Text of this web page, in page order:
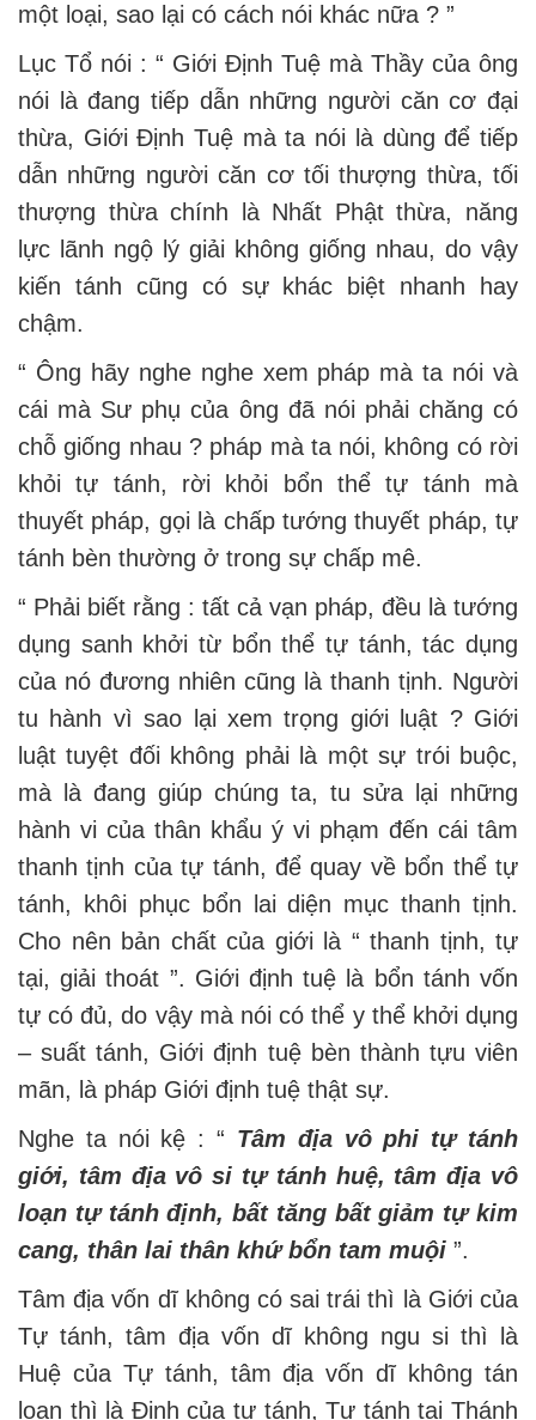
một loại, sao lại có cách nói khác nữa ? ”
Lục Tổ nói : “ Giới Định Tuệ mà Thầy của ông
nói là đang tiếp dẫn những người căn cơ đại
thừa, Giới Định Tuệ mà ta nói là dùng để tiếp
dẫn những người căn cơ tối thượng thừa, tối
thượng thừa chính là Nhất Phật thừa, năng
lực lãnh ngộ lý giải không giống nhau, do vậy
kiến tánh cũng có sự khác biệt nhanh hay
chậm.
“ Ông hãy nghe nghe xem pháp mà ta nói và
cái mà Sư phụ của ông đã nói phải chăng có
chỗ giống nhau ? pháp mà ta nói, không có rời
khỏi tự tánh, rời khỏi bổn thể tự tánh mà
thuyết pháp, gọi là chấp tướng thuyết pháp, tự
tánh bèn thường ở trong sự chấp mê.
“ Phải biết rằng : tất cả vạn pháp, đều là tướng
dụng sanh khởi từ bổn thể tự tánh, tác dụng
của nó đương nhiên cũng là thanh tịnh. Người
tu hành vì sao lại xem trọng giới luật ? Giới
luật tuyệt đối không phải là một sự trói buộc,
mà là đang giúp chúng ta, tu sửa lại những
hành vi của thân khẩu ý vi phạm đến cái tâm
thanh tịnh của tự tánh, để quay về bổn thể tự
tánh, khôi phục bổn lai diện mục thanh tịnh.
Cho nên bản chất của giới là “ thanh tịnh, tự
tại, giải thoát ”. Giới định tuệ là bổn tánh vốn
tự có đủ, do vậy mà nói có thể y thể khởi dụng
– suất tánh, Giới định tuệ bèn thành tựu viên
mãn, là pháp Giới định tuệ thật sự.
Nghe ta nói kệ : “ Tâm địa vô phi tự tánh
giới, tâm địa vô si tự tánh huệ, tâm địa vô
loạn tự tánh định, bất tăng bất giảm tự kim
cang, thân lai thân khứ bổn tam muội ”.
Tâm địa vốn dĩ không có sai trái thì là Giới của
Tự tánh, tâm địa vốn dĩ không ngu si thì là
Huệ của Tự tánh, tâm địa vốn dĩ không tán
loạn thì là Định của tự tánh, Tự tánh tại Thánh